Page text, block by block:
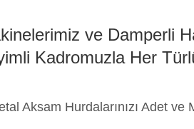
ve Damperli
Kadromuzla Her
Aksam Hurdalarınızı Adet ve